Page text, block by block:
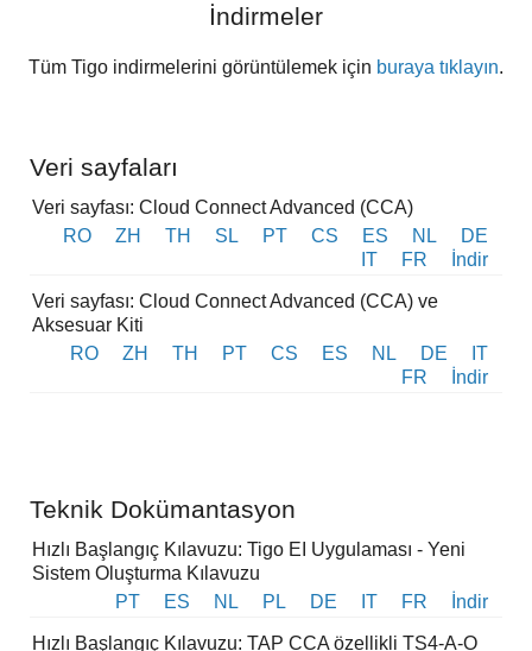
İndirmeler
Tüm Tigo indirmelerini görüntülemek için buraya tıklayın.
Veri sayfaları
Veri sayfası: Cloud Connect Advanced (CCA)
RO
ZH TH SL PT CS ES NL
DE
IT
FR İndir
Veri sayfası: Cloud Connect Advanced (CCA) ve
Aksesuar Kiti
RO
ZH TH PT CS ES NL DE
IT
FR
İndir
Teknik Dokümantasyon
Hızlı Başlangıç Kılavuzu: Tigo EI Uygulaması - Yeni
Sistem Oluşturma Kılavuzu
PT
ES NL PL DE IT FR İndir
Hızlı Başlangıç Kılavuzu: TAP CCA özellikli TS4-A-O